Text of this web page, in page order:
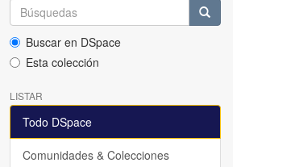
Buscar en DSpace
Esta colección
LISTAR
Todo DSpace
Comunidades & Colecciones